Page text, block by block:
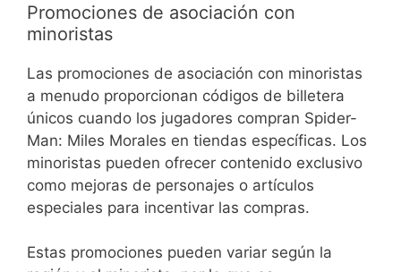
Promociones de asociación con
minoristas
Las promociones de asociación con minoristas
a menudo proporcionan códigos de billetera
únicos cuando los jugadores compran Spider-
Man: Miles Morales en tiendas específicas. Los
minoristas pueden ofrecer contenido exclusivo
como mejoras de personajes o artículos
especiales para incentivar las compras.
Estas promociones pueden variar según la